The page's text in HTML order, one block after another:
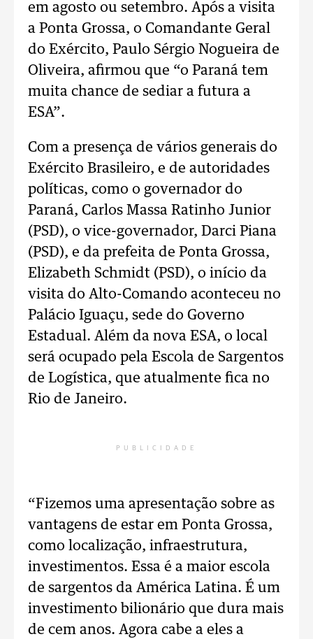
em agosto ou setembro. Após a visita
a Ponta Grossa, o Comandante Geral
do Exército, Paulo Sérgio Nogueira de
Oliveira, afirmou que “o Paraná tem
muita chance de sediar a futura a
ESA”.
Com a presença de vários generais do
Exército Brasileiro, e de autoridades
políticas, como o governador do
Paraná, Carlos Massa Ratinho Junior
(PSD), o vice-governador, Darci Piana
(PSD), e da prefeita de Ponta Grossa,
Elizabeth Schmidt (PSD), o início da
visita do Alto-Comando aconteceu no
Palácio Iguaçu, sede do Governo
Estadual. Além da nova ESA, o local
será ocupado pela Escola de Sargentos
de Logística, que atualmente fica no
Rio de Janeiro.
PUBLICIDADE
“Fizemos uma apresentação sobre as
vantagens de estar em Ponta Grossa,
como localização, infraestrutura,
investimentos. Essa é a maior escola
de sargentos da América Latina. É um
investimento bilionário que dura mais
de cem anos. Agora cabe a eles a